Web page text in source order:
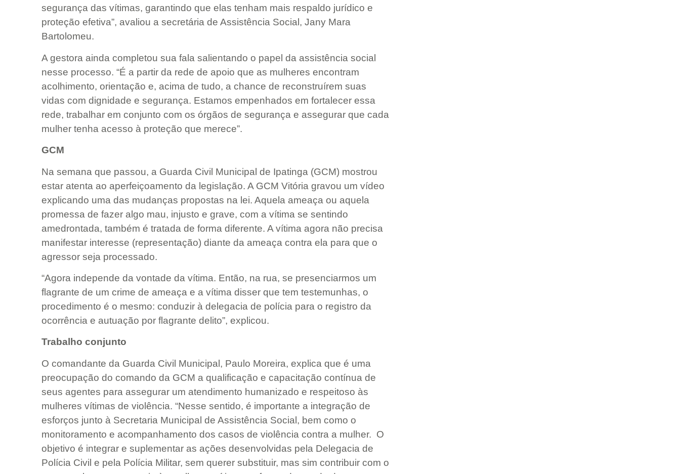
segurança das vítimas, garantindo que elas tenham mais respaldo jurídico e
proteção efetiva”, avaliou a secretária de Assistência Social, Jany Mara
Bartolomeu.
A gestora ainda completou sua fala salientando o papel da assistência social
nesse processo. “É a partir da rede de apoio que as mulheres encontram
acolhimento, orientação e, acima de tudo, a chance de reconstruírem suas
vidas com dignidade e segurança. Estamos empenhados em fortalecer essa
rede, trabalhar em conjunto com os órgãos de segurança e assegurar que cada
mulher tenha acesso à proteção que merece”.
GCM
Na semana que passou, a Guarda Civil Municipal de Ipatinga (GCM) mostrou
estar atenta ao aperfeiçoamento da legislação. A GCM Vitória gravou um vídeo
explicando uma das mudanças propostas na lei. Aquela ameaça ou aquela
promessa de fazer algo mau, injusto e grave, com a vítima se sentindo
amedrontada, também é tratada de forma diferente. A vítima agora não precisa
manifestar interesse (representação) diante da ameaça contra ela para que o
agressor seja processado.
“Agora independe da vontade da vítima. Então, na rua, se presenciarmos um
flagrante de um crime de ameaça e a vítima disser que tem testemunhas, o
procedimento é o mesmo: conduzir à delegacia de polícia para o registro da
ocorrência e autuação por flagrante delito”, explicou.
Trabalho conjunto
O comandante da Guarda Civil Municipal, Paulo Moreira, explica que é uma
preocupação do comando da GCM a qualificação e capacitação contínua de
seus agentes para assegurar um atendimento humanizado e respeitoso às
mulheres vítimas de violência. “Nesse sentido, é importante a integração de
esforços junto à Secretaria Municipal de Assistência Social, bem como o
monitoramento e acompanhamento dos casos de violência contra a mulher. O
objetivo é integrar e suplementar as ações desenvolvidas pela Delegacia de
Polícia Civil e pela Polícia Militar, sem querer substituir, mas sim contribuir com o